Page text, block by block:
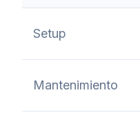
Setup
Mantenimiento